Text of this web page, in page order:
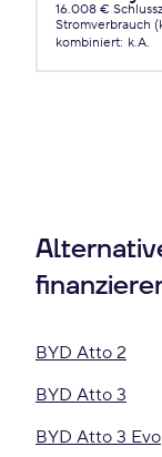
16.008 €
Stromverbrauch
kombiniert: k.A.
BYD Atto 2
BYD Atto 3
BYD Atto 3 Evo